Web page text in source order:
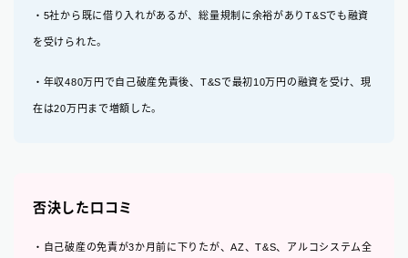
・5社から既に借り入れがあるが、総量規制に余裕がありT&Sでも融資
を受けられた。
・年収480万円で自己破産免責後、T&Sで最初10万円の融資を受け、現
在は20万円まで増額した。
否決した口コミ
・自己破産の免責が3か月前に下りたが、AZ、T&S、アルコシステム全